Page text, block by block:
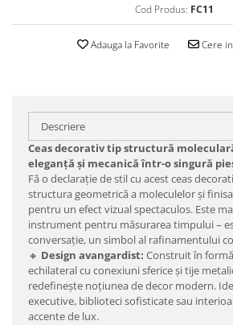
Cod Produs: FC11
Adauga la Favorite Cere
Descriere
Ceas decorativ tip structură
eleganță și mecanică într-o singură
Fă o declarație de stil cu acest ceas
structura geometrică a moleculelor și
pentru un efect vizual spectaculos. Este
instrument pentru măsurarea timpului –
conversație, un simbol al rafinamentului
🔸 Design avangardist: Construit în
echilateral cu conexiuni sferice și tije
redefinește noțiunea de decor modern.
executive, biblioteci sofisticate sau
accente de lux.